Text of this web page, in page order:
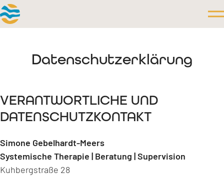
Datenschutzerklärung
VERANTWORTLICHE UND
DATENSCHUTZKONTAKT
Simone Gebelhardt-Meers
Systemische Therapie | Beratung | Supervision
Kuhbergstraße 28